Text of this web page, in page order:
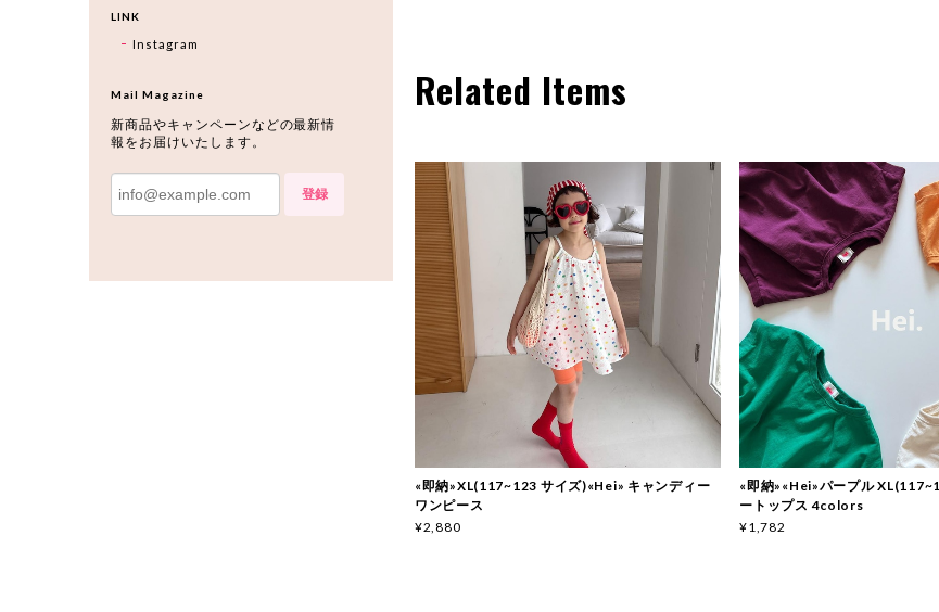
Related Items
«即納»XL(117~123 サイズ)«Hei» キャンディー
ワンピース
¥2,880
«即納»«Hei»パープル
ートップス 4colors
¥1,782
LINK
Instagram
Mail Magazine
新商品やキャンペーンなどの最新情
報をお届けいたします。
登録